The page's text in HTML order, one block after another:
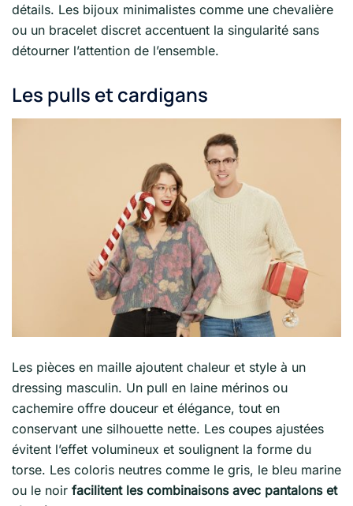
détails. Les bijoux minimalistes comme une chevalière
ou un bracelet discret accentuent la singularité sans
détourner l’attention de l’ensemble.
Les pulls et cardigans
Les pièces en maille ajoutent chaleur et style à un
dressing masculin. Un pull en laine mérinos ou
cachemire offre douceur et élégance, tout en
conservant une silhouette nette. Les coupes ajustées
évitent l’effet volumineux et soulignent la forme du
torse. Les coloris neutres comme le gris, le bleu marine
ou le noir facilitent les combinaisons avec pantalons et